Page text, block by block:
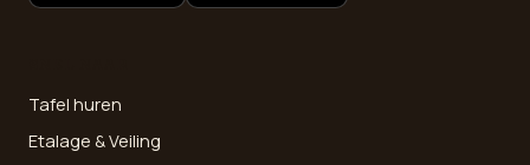
Tafel huren
Etalage & Veiling